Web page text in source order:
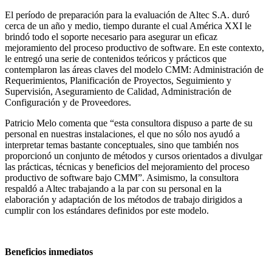
El período de preparación para la evaluación de Altec S.A. duró
cerca de un año y medio, tiempo durante el cual América XXI le
brindó todo el soporte necesario para asegurar un eficaz
mejoramiento del proceso productivo de software. En este contexto,
le entregó una serie de contenidos teóricos y prácticos que
contemplaron las áreas claves del modelo CMM: Administración de
Requerimientos, Planificación de Proyectos, Seguimiento y
Supervisión, Aseguramiento de Calidad, Administración de
Configuración y de Proveedores.
Patricio Melo comenta que “esta consultora dispuso a parte de su
personal en nuestras instalaciones, el que no sólo nos ayudó a
interpretar temas bastante conceptuales, sino que también nos
proporcionó un conjunto de métodos y cursos orientados a divulgar
las prácticas, técnicas y beneficios del mejoramiento del proceso
productivo de software bajo CMM”. Asimismo, la consultora
respaldó a Altec trabajando a la par con su personal en la
elaboración y adaptación de los métodos de trabajo dirigidos a
cumplir con los estándares definidos por este modelo.
Beneficios inmediatos